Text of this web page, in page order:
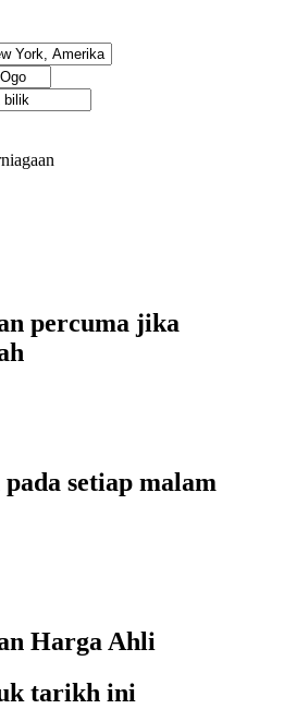
percuma jika
setiap malam
Harga Ahli
tarikh ini